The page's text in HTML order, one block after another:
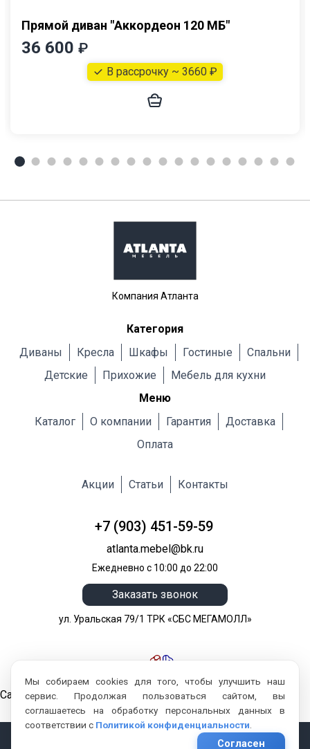
Прямой диван "Аккордеон 120 МБ"
36 600 ₽
В рассрочку ~ 3660 ₽
Компания Атланта
Категория
Диваны
Кресла Шкафы Гостиные
Cпальни
Детские
Прихожие
Мебель для кухни
Меню
Каталог
О компании Гарантия
Доставка
Оплата
Акции Статьи Контакты
+7 (903) 451-59-59
atlanta.mebel@bk.ru
Ежедневно с 10:00 до 22:00
Заказать звонок
ул. Уральская 79/1 ТРК «СБС МЕГАМОЛЛ»
Сайт разработан компанией:
Мы собираем cookies для того, чтобы улучшить наш
сервис. Продолжая пользоваться сайтом, вы
соглашаетесь на обработку персональных данных в
соответствии с Политикой конфиденциальности
Согласен